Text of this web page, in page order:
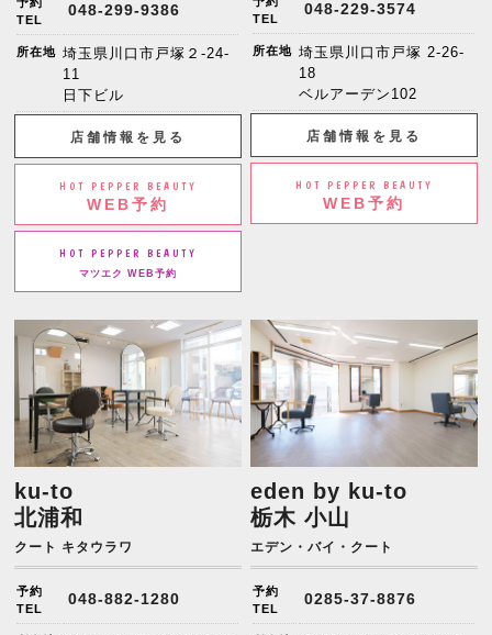
予約
TEL
048-299-9386
所在地 埼玉県川口市戸塚２-24-
11
日下ビル
店舗情報を見る
HOT PEPPER BEAUTY
WEB予約
HOT PEPPER BEAUTY
マツエク WEB予約
TEL
048-229-3574
所在地 埼玉県川口市戸塚 2-26-
18
ベルアーデン102
店舗情報を見る
HOT PEPPER BEAUTY
WEB予約
ku-to
北浦和
クート キタウラワ
予約
TEL
048-882-1280
eden by ku-to
栃木 小山
エデン・バイ・クート
予約
TEL
0285-37-8876